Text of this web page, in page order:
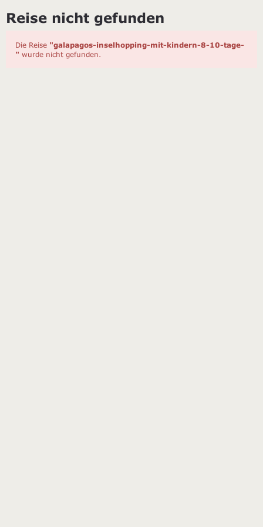
Reise nicht gefunden
Die Reise "galapagos-inselhopping-mit-kindern-8-10-tage-
" wurde nicht gefunden.